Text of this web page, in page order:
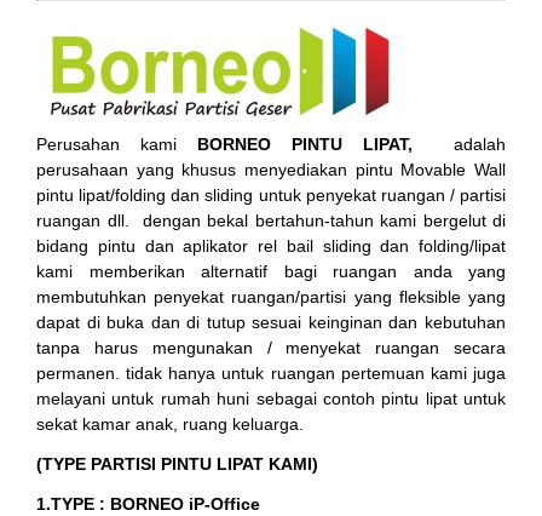
Perusahan kami BORNEO PINTU LIPAT, adalah
perusahaan yang khusus menyediakan pintu Movable Wall
pintu lipat/folding dan sliding untuk penyekat ruangan / partisi
ruangan dll. dengan bekal bertahun-tahun kami bergelut di
bidang pintu dan aplikator rel bail sliding dan folding/lipat
kami memberikan alternatif bagi ruangan anda yang
membutuhkan penyekat ruangan/partisi yang fleksible yang
dapat di buka dan di tutup sesuai keinginan dan kebutuhan
tanpa harus mengunakan / menyekat ruangan secara
permanen. tidak hanya untuk ruangan pertemuan kami juga
melayani untuk rumah huni sebagai contoh pintu lipat untuk
sekat kamar anak, ruang keluarga.
(TYPE PARTISI PINTU LIPAT KAMI)
1.TYPE : BORNEO iP-Office